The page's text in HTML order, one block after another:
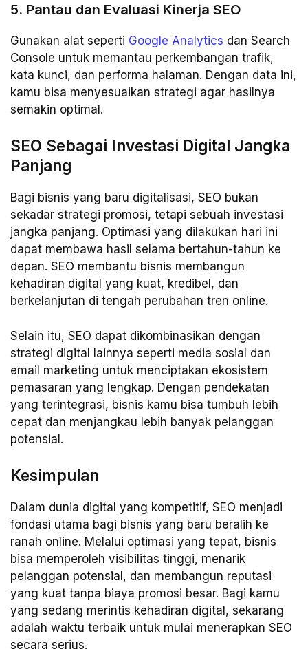
5. Pantau dan Evaluasi Kinerja SEO
Gunakan alat seperti Google Analytics dan Search
Console untuk memantau perkembangan trafik,
kata kunci, dan performa halaman. Dengan data ini,
kamu bisa menyesuaikan strategi agar hasilnya
semakin optimal.
SEO Sebagai Investasi Digital Jangka
Panjang
Bagi bisnis yang baru digitalisasi, SEO bukan
sekadar strategi promosi, tetapi sebuah investasi
jangka panjang. Optimasi yang dilakukan hari ini
dapat membawa hasil selama bertahun-tahun ke
depan. SEO membantu bisnis membangun
kehadiran digital yang kuat, kredibel, dan
berkelanjutan di tengah perubahan tren online.
Selain itu, SEO dapat dikombinasikan dengan
strategi digital lainnya seperti media sosial dan
email marketing untuk menciptakan ekosistem
pemasaran yang lengkap. Dengan pendekatan
yang terintegrasi, bisnis kamu bisa tumbuh lebih
cepat dan menjangkau lebih banyak pelanggan
potensial.
Kesimpulan
Dalam dunia digital yang kompetitif, SEO menjadi
fondasi utama bagi bisnis yang baru beralih ke
ranah online. Melalui optimasi yang tepat, bisnis
bisa memperoleh visibilitas tinggi, menarik
pelanggan potensial, dan membangun reputasi
yang kuat tanpa biaya promosi besar. Bagi kamu
yang sedang merintis kehadiran digital, sekarang
adalah waktu terbaik untuk mulai menerapkan SEO
secara serius.